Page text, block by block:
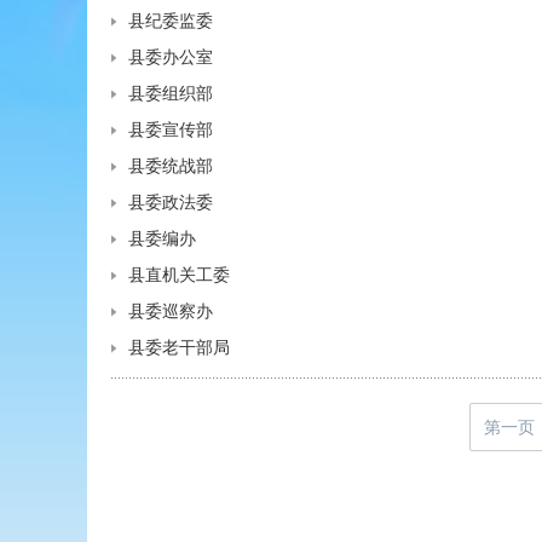
县纪委监委
县委办公室
县委组织部
县委宣传部
县委统战部
县委政法委
县委编办
县直机关工委
县委巡察办
县委老干部局
第一页